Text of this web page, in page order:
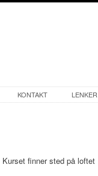
KONTAKT LENKER
Kurset finner sted på loftet